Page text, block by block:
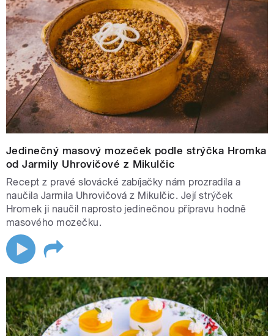
Jedinečný masový mozeček podle strýčka Hromka
od Jarmily Uhrovičové z Mikulčic
Recept z pravé slovácké zabíjačky nám prozradila a
naučila Jarmila Uhrovičová z Mikulčic. Její strýček
Hromek ji naučil naprosto jedinečnou přípravu hodně
masového mozečku.